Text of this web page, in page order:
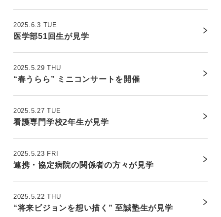
2025.6.3 TUE
医学部51回生が見学
2025.5.29 THU
“春うらら” ミニコンサートを開催
2025.5.27 TUE
看護専門学校2年生が見学
2025.5.23 FRI
連携・協定病院の関係者の方々が見学
2025.5.22 THU
“将来ビジョンを想い描く” 至誠塾生が見学